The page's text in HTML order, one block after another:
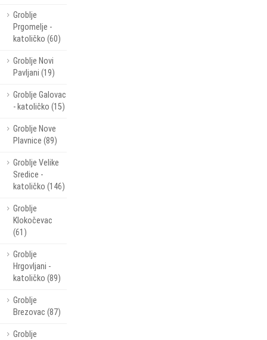
Groblje
Prgomelje -
katoličko (60)
Groblje Novi
Pavljani (19)
Groblje Galovac
- katoličko (15)
Groblje Nove
Plavnice (89)
Groblje Velike
Sredice -
katoličko (146)
Groblje
Klokočevac
(61)
Groblje
Hrgovljani -
katoličko (89)
Groblje
Brezovac (87)
Groblje